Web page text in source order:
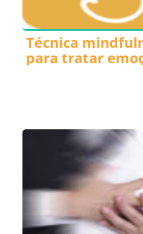
Técnica
para tratar